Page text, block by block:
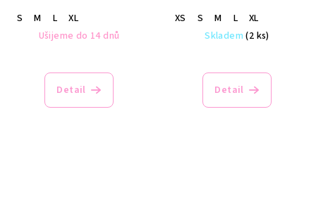
S
M L
XL
Ušijeme do 14 dnů
Detail
XS
S M L
XL
Skladem(2 ks)
Detail